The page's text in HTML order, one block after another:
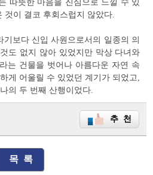
따뜻한 마음을 진심으로 느낄 수 있
것이 결코 후회스럽지 않았다.
기보다 신입 사원으로서의 일종의 의
도 없지 않아 있었지만 막상 다녀와
는 건물을 벗어나 아름다운 자연 속
게 어울릴 수 있었던 계기가 되었고,
의 두 번째 산행이었다.
추 천
목 록